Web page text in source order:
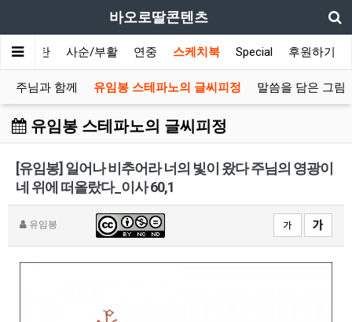
바오로딸콘텐츠
림/성탄 사순/부활 연중 스케치북 Special 후원하기
주님과 함께 유임봉 스테파노의 글씨피정 말씀을 담은 그림
유임봉 스테파노의 글씨피정
[유임봉] 일어나 비추어라 너의 빛이 왔다 주님의 영광이
네 위에 떠올랐다_이사 60,1
유임봉